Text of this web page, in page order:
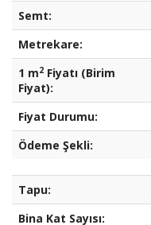
Semt:
Metrekare:
1 m2 Fiyatı (Birim
Fiyat):
Fiyat Durumu:
Ödeme Şekli:
Tapu:
Bina Kat Sayısı: